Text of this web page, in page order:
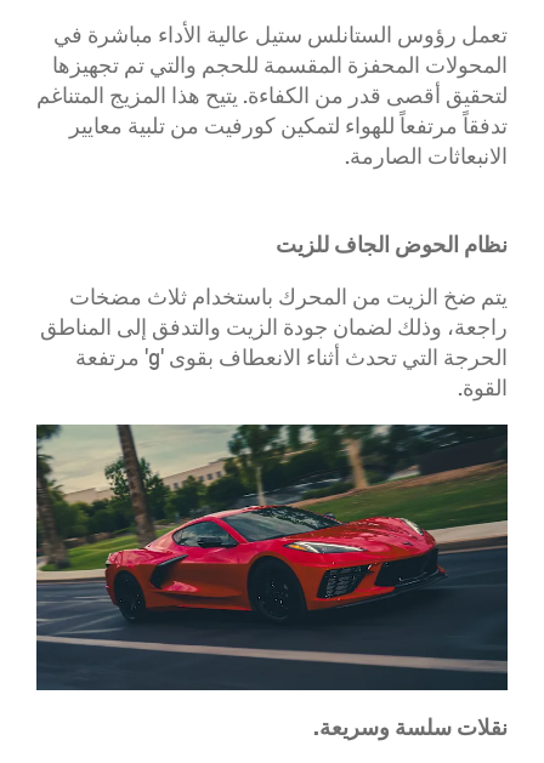
​تعمل رؤوس الستانلس ستيل عالية الأداء مباشرة في
المحولات المحفزة المقسمة للحجم والتي تم تجهيزها
لتحقيق أقصى قدر من الكفاءة. يتيح هذا المزيج المتناغم
تدفقاً مرتفعاً للهواء لتمكين كورفيت من تلبية معايير
الانبعاثات الصارمة.
نظام الحوض الجاف للزيت
يتم ضخ الزيت من المحرك باستخدام ثلاث مضخات
راجعة، وذلك لضمان جودة الزيت والتدفق إلى المناطق
الحرجة التي تحدث أثناء الانعطاف بقوى 'g' مرتفعة
القوة.
نقلات سلسة وسريعة.